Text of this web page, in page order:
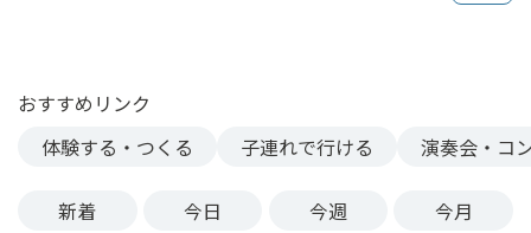
おすすめリンク
体験する・つくる
子連れで行ける 演奏会・コ
新着 今日 今週 今月